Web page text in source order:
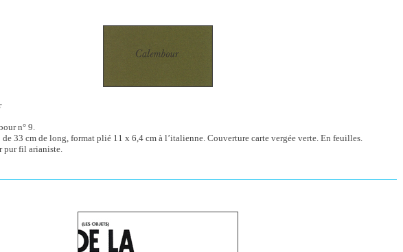
n° 9.
33 cm de long, format plié 11 x 6,4 cm à l’italienne. Couverture carte vergée verte. En feuilles.
pur fil arianiste.